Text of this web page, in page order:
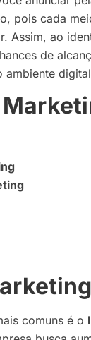
pois cada
Assim, ao
de
ambiente
comuns é o